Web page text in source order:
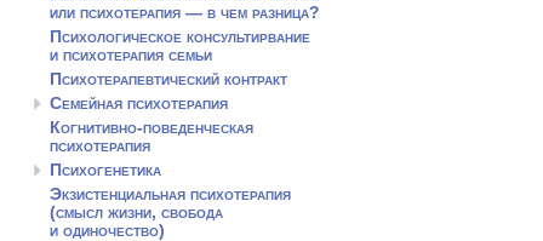
или психотерапия — в чем разница?
Психологическое консультирвание
и психотерапия семьи
Психотерапевтический контракт
Семейная психотерапия
Когнитивно-поведенческая
психотерапия
Психогенетика
Экзистенциальная психотерапия
(смысл жизни, свобода
и одиночество)